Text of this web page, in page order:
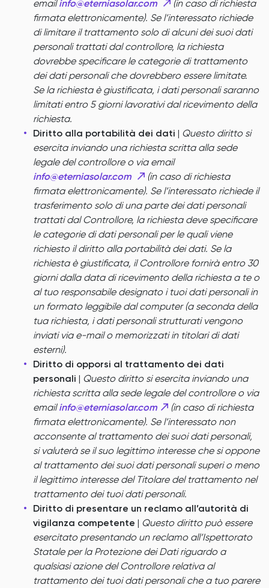
emailinfo@eterniasolar.com
(in caso di richiesta
firmata elettronicamente). Se l’interessato richiede
di limitare il trattamento solo di alcuni dei suoi dati
personali trattati dal controllore, la richiesta
dovrebbe specificare le categorie di trattamento
dei dati personali che dovrebbero essere limitate.
Se la richiesta è giustificata, i dati personali saranno
limitati entro 5 giorni lavorativi dal ricevimento della
richiesta.
Diritto alla portabilità dei dati | Questo diritto si
esercita inviando una richiesta scritta alla sede
legale del controllore o via email
info@eterniasolar.com
(in caso di richiesta
firmata elettronicamente). Se l’interessato richiede il
trasferimento solo di una parte dei dati personali
trattati dal Controllore, la richiesta deve specificare
le categorie di dati personali per le quali viene
richiesto il diritto alla portabilità dei dati. Se la
richiesta è giustificata, il Controllore fornirà entro 30
giorni dalla data di ricevimento della richiesta a te o
al tuo responsabile designato i tuoi dati personali in
un formato leggibile dal computer (a seconda della
tua richiesta, i dati personali strutturati vengono
inviati via e-mail o memorizzati in titolari di dati
esterni).
Diritto di opporsi al trattamento dei dati
personali | Questo diritto si esercita inviando una
richiesta scritta alla sede legale del controllore o via
emailinfo@eterniasolar.com
(in caso di richiesta
firmata elettronicamente). Se l’interessato non
acconsente al trattamento dei suoi dati personali,
si valuterà se il suo legittimo interesse che si oppone
al trattamento dei suoi dati personali superi o meno
il legittimo interesse del Titolare del trattamento nel
trattamento dei tuoi dati personali.
Diritto di presentare un reclamo all’autorità di
vigilanza competente | Questo diritto può essere
esercitato presentando un reclamo all’Ispettorato
Statale per la Protezione dei Dati riguardo a
qualsiasi azione del Controllore relativa al
trattamento dei tuoi dati personali che a tuo parere